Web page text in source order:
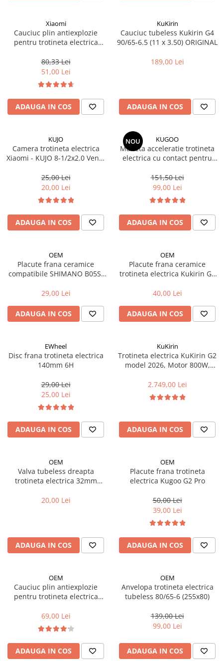
Accesorii butuci
Roti
Jante bicicleta
Fond de janta
Sei si tija sa bicicleta
Tija sa bicicleta
Sei
Angrenaje bicicleta
Angrenaj pedalier
Butuci pedalieri
Schimbator de viteze bicicleta
Schimbatoare spate
Manete schimbator si frana
Manete frana bicicleta
Manete schimbator bicicleta
Manete mixte frana - schimbator
Rulmenti si coronite
Echipament ciclism
Ochelari
Manusi bicicleta
Imbracaminte ciclism barbati
Imbracaminte ciclism dama
Imbracaminte ciclism copii
Scaune
Genti Transport
Sistem antifurt
Stickere reflectorizate
Sonerii
Xiaomi
Cauciuc plin antiexplozie
pentru trotineta electrica
80,33 Lei
51,00 Lei
ADAUGA IN COS
KuKirin
Cauciuc tubeless Kukirin G4
90/65-6.5 (11 x 3.50) ORIGINAL
189,00 Lei
ADAUGA IN COS
KUJO
Camera trotineta electrica
Xiaomi - KUJO 8-1/2x2.0 Ventil
25,00 Lei
20,00 Lei
ADAUGA IN COS
NOU KUGOO
Maneta acceleratie trotineta
electrica cu contact pentru
2025)/G2 MAX (2024)
151,50 Lei
99,00 Lei
ADAUGA IN COS
OEM
Placute frana ceramice
compatibile SHIMANO B05S-
(2025)
29,00 Lei
ADAUGA IN COS
OEM
Placute frana ceramice
trotineta electrica Kukirin G2
40,00 Lei
ADAUGA IN COS
EWheel
Disc frana trotineta electrica
140mm 6H
29,00 Lei
25,00 Lei
ADAUGA IN COS
KuKirin
Trotineta electrica KuKirin G2
model 2026, Motor 800W,
maxima 45km/h, Autonomie
maxima 55km
2.749,00 Lei
ADAUGA IN COS
OEM
Valva tubeless dreapta
trotineta electrica 32mm
20,00 Lei
ADAUGA IN COS
OEM
Placute frana trotineta
electrica Kugoo G2 Pro
50,00 Lei
39,00 Lei
ADAUGA IN COS
OEM
Cauciuc plin antiexplozie
pentru trotineta electrica
69,00 Lei
ADAUGA IN COS
OEM
Anvelopa trotineta electrica
tubeless 80/65-6 (255x80)
139,00 Lei
99,00 Lei
ADAUGA IN COS